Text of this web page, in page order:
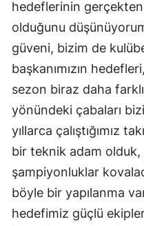
hedeflerinin gerçekten
olduğunu
güveni, bizim de
başkanımızın
sezon biraz daha
yönündeki çabaları
yıllarca çalıştığımız
bir teknik adam olduk,
şampiyonluklar
böyle bir yapılanma
hedefimiz güçlü